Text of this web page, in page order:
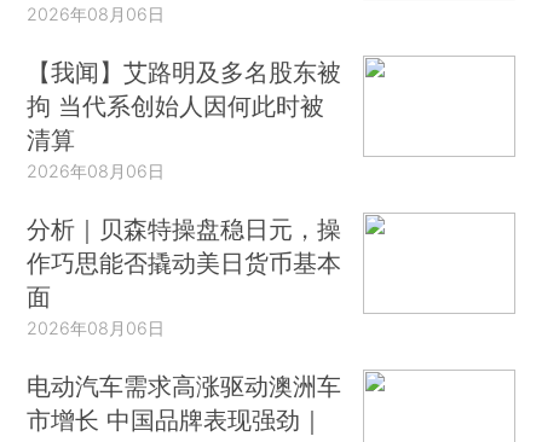
2026年08月06日
【我闻】艾路明及多名股东被
拘 当代系创始人因何此时被
清算
2026年08月06日
分析｜贝森特操盘稳日元，操
作巧思能否撬动美日货币基本
面
2026年08月06日
电动汽车需求高涨驱动澳洲车
市增长 中国品牌表现强劲｜